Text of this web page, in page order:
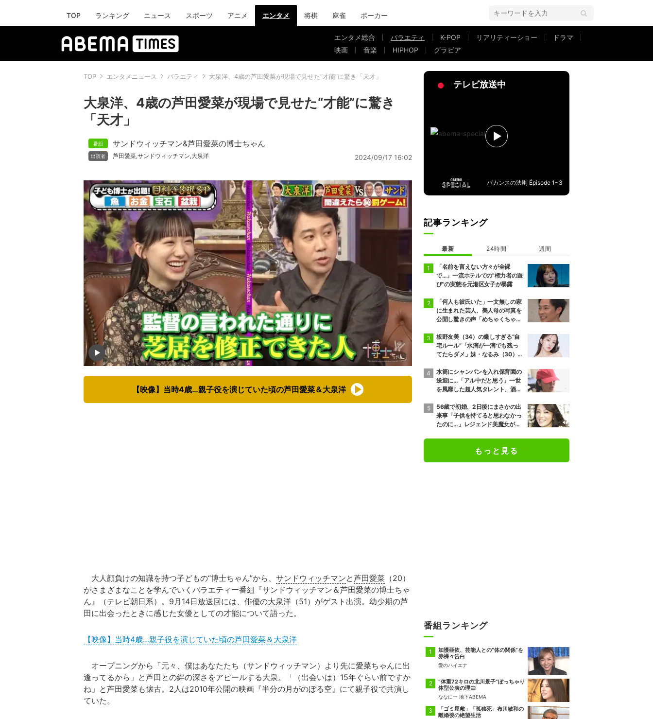
TOP ランキング ニュース スポーツ アニメ エンタメ 将棋 麻雀 ポーカー
エンタメ総合 バラエティ K-POP リアリティーショー
ドラマ
映画
音楽 HIPHOP グラビア
TOP エンタメニュース バラエティ 大泉洋、4歳の芦田愛菜が現場で見せた“才能”に驚き「天才」
大泉洋、4歳の芦田愛菜が現場で見せた“才能”に驚き
「天才」
サンドウィッチマン&芦田愛菜の博士ちゃん
芦田愛菜,サンドウィッチマン,大泉洋 2024/09/17 16:02
【映像】当時4歳…親子役を演じていた頃の芦田愛菜＆大泉洋
大人顔負けの知識を持つ子どもの“博士ちゃん”から、 サンドウィッチマンと芦田愛菜 （20）
がさまざまなことを学んでいくバラエティー番組『サンドウィッチマン＆芦田愛菜の博士ちゃ
ん』（テレビ朝日系）。9月14日放送回には、俳優の大泉洋 （51）がゲスト出演。幼少期の芦
田に出会ったときに感じた女優としての才能について語った。
【映像】当時4歳…親子役を演じていた頃の芦田愛菜＆大泉洋
オープニングから「元々、僕はあなたたち（サンドウィッチマン）より先に愛菜ちゃんに出
逢ってるから」と芦田との絆の深さをアピールする大泉。「（出会いは）15年ぐらい前ですか
ね」と芦田愛菜も懐古。2人は2010年公開の映画『半分の月がのぼる空』にて親子役で共演し
ていた。
テレビ放送中
バカンスの法則 Épisode 1~3
記事ランキング
最新 24時間 週間
「名前を言えない方々が全裸
で…」一流ホテルでの"権力者の遊
び"の実態を元港区女子が暴露
「何人も彼氏いた」一文無しの家
に生まれた芸人、美人母の写真を
公開し驚きの声「めちゃくちゃキ
板野友美（34）の厳しすぎる“自
宅ルール”「水滴が一滴でも残っ
てたらダメ」妹・なるみ（30）が
水筒にシャンパンを入れ保育園の
送迎に…「アル中だと思う」一世
を風靡した超人気タレント、酒漬
56歳で初婚、2日後にまさかの出
来事「子供を持てると思わなかっ
たのに…」レジェンド美魔女が当
もっと見る
番組ランキング
加護亜依、芸能人との“体の関係”を
赤裸々告白
愛のハイエナ
“体重72キロの北川景子”ぽっちゃり
体型公表の理由
ななにー 地下ABEMA
「ゴミ屋敷」「孤独死」布川敏和の
離婚後の絶望生活